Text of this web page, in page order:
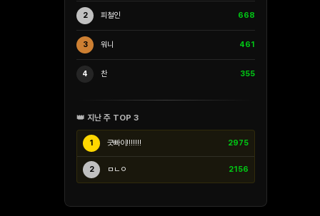
2 피철인 668
3 워니 461
4 찬 355
👑 지난 주 TOP 3
1 긋빠이!!!!!!! 2975
2 ㅁㄴㅇ 2156